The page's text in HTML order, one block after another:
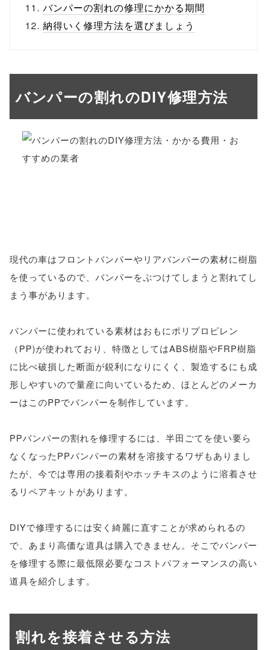
バンパーの割れの修理にかかる期間
納得いく修理方法を選びましょう
バンパーの割れのDIY修理方法
現代の車はフロントバンパーやリアバンパーの素材に樹脂
を使っているので、バンパーをぶつけてしまうと割れてし
まう事があります。
バンパーに使われている素材はおもにポリプロピレン
（PP)が使われており、特徴としてはABS樹脂やFRP樹脂
に比べ破損した断面が鋭利になりにくく、製造するにも成
形しやすいので量産に向いているため、ほとんどのメーカ
ーはこのPPでバンパーを制作しています。
PPバンパーの割れを修理するには、半田ごてを使い要ら
なくなったPPバンパーの素材を溶接するワザもありまし
たが、今では専用の接着剤やホッチキスのように溶着させ
るリペアキットがあります。
DIYで修理するには安く綺麗に直すことが求められるの
で、あまり高価な道具は購入できません。そこでバンパー
を修理する際に最低限必要なコストパフォーマンスの高い
道具を紹介します。
割れを接着させる方法